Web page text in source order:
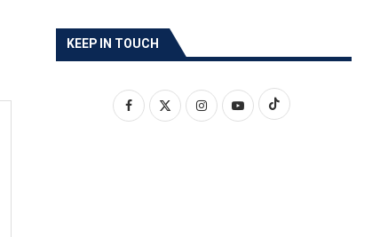
KEEP IN TOUCH